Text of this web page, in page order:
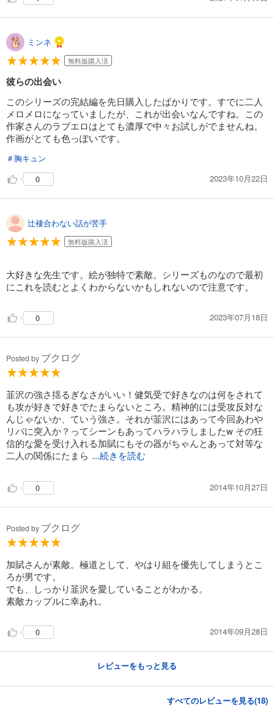
ミンネ
無料版購入済
彼らの出会い
このシリーズの完結編を先日購入したばかりです。すでに二人
メロメロになっていましたが、これが出会いなんですね。この
作家さんのラブエロはとても濃厚で中々お試しがでませんね。
作画がとても色っぽいです。
＃胸キュン
0
2023年10月22日
辻褄合わない話が苦手
無料版購入済
大好きな先生です。絵が独特で素敵。シリーズものなので最初
にこれを読むとよくわからないかもしれないので注意です。
0 2023年07月18日
Posted by ブクログ
韮沢の強さ揺るぎなさがいい！健気受で好きなのは何をされて
も攻が好きで好きでたまらないところ。精神的には受攻反対な
んじゃないか、ていう強さ。それが韮沢にはあって今回あわや
リバに突入か？ってシーンもあってハラハラしましたw その狂
信的な愛を受け入れる加賦にもその器がちゃんとあって対等な
二人の関係にたまら ...続きを読む
0 2014年10月27日
Posted by ブクログ
加賦さんが素敵。極道として、やはり組を優先してしまうとこ
ろが男です。
でも、しっかり韮沢を愛していることがわかる。
素敵カップルに幸あれ。
0 2014年09月28日
レビューをもっと見る
すべてのレビューを見る(18)